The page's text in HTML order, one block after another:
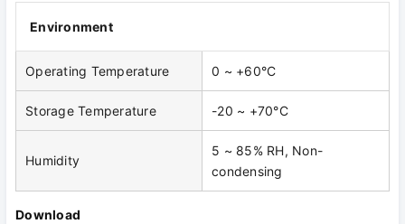
Environment
Operating Temperature 0 ~ +60°C
Storage Temperature -20 ~ +70°C
Humidity
5 ~ 85% RH, Non-
condensing
Download